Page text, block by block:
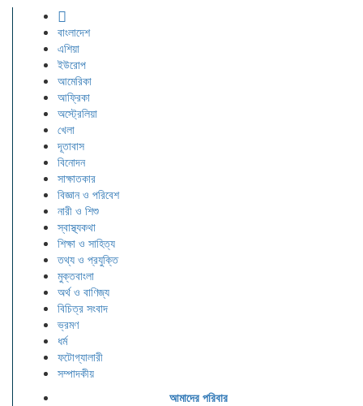
বাংলাদেশ
এশিয়া
ইউরোপ
আমেরিকা
আফ্রিকা
অস্ট্রেলিয়া
খেলা
দূতাবাস
বিনোদন
সাক্ষাতকার
বিজ্ঞান ও পরিবেশ
নারী ও শিশু
স্বাস্থ্যকথা
শিক্ষা ও সাহিত্য
তথ্য ও প্রযুক্তি
মুক্তবাংলা
অর্থ ও বাণিজ্য
বিচিত্র সংবাদ
ভ্রমণ
ধর্ম
ফটোগ্যালারী
সম্পাদকীয়
আমাদের পরিবার